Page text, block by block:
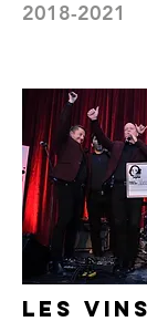
2018-2021
LES